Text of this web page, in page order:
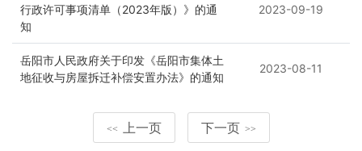
行政许可事项清单（2023年版）》的通
知
2023-09-19
岳阳市人民政府关于印发《岳阳市集体土
地征收与房屋拆迁补偿安置办法》的通知
2023-08-11
<< 上一页 下一页 >>